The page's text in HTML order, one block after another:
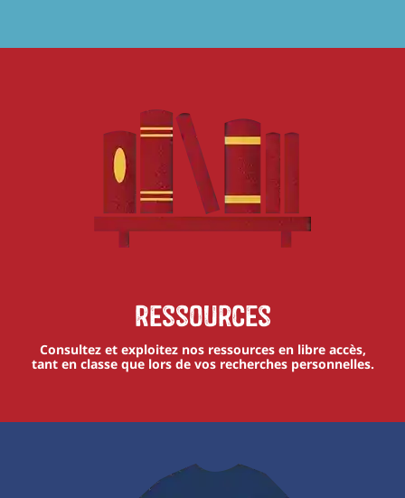
Ressources
Consultez et exploitez nos ressources en libre accès,
tant en classe que lors de vos recherches personnelles.